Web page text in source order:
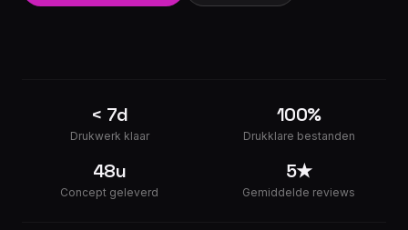
< 7d
Drukwerk klaar
100%
Drukklare bestanden
48u
Concept geleverd
5★
Gemiddelde reviews